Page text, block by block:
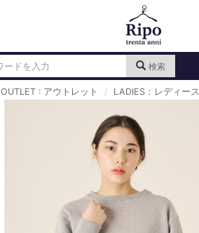
検索
OUTLET : アウトレット LADIES：レディース